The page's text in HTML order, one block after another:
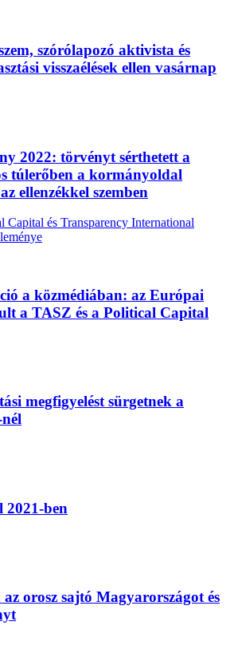
szórólapozó aktivista és
visszaélések ellen vasárnap
2022: törvényt sérthetett a
túlerőben a kormányoldal
ellenzékkel szemben
és Transparency International
a közmédiában: az Európai
a TASZ és a Political Capital
megfigyelést sürgetnek a
2021-ben
orosz sajtó Magyarországot és